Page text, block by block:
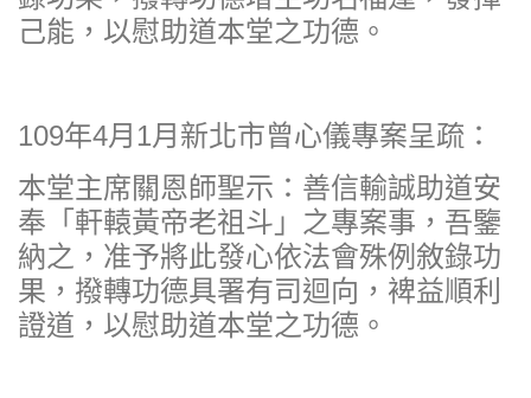
己能，以慰助道本堂之功德。
109年4月1月新北市曾心儀專案呈疏：
本堂主席關恩師聖示：善信輸誠助道安
奉「軒轅黃帝老祖斗」之專案事，吾鑒
納之，准予將此發心依法會殊例敘錄功
果，撥轉功德具署有司迴向，裨益順利
證道，以慰助道本堂之功德。